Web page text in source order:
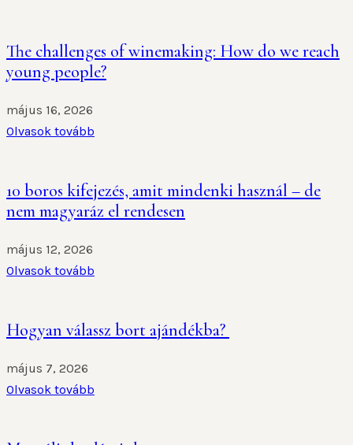
The challenges of winemaking: How do we reach
young people?
május 16, 2026
Olvasok tovább
10 boros kifejezés, amit mindenki használ – de
nem magyaráz el rendesen
május 12, 2026
Olvasok tovább
Hogyan válassz bort ajándékba?
május 7, 2026
Olvasok tovább